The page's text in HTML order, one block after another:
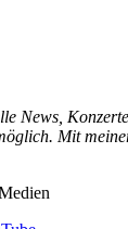
News,
Mit